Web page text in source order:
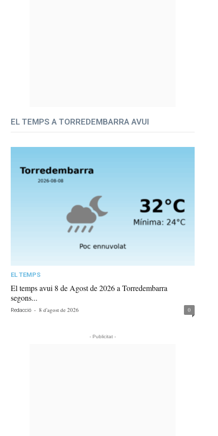
EL TEMPS A TORREDEMBARRA AVUI
EL TEMPS
El temps avui 8 de Agost de 2026 a Torredembarra
segons...
Redacció - 8 d'agost de 2026 0
- Publicitat -